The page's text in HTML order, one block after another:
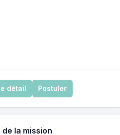
détail Postuler
la mission